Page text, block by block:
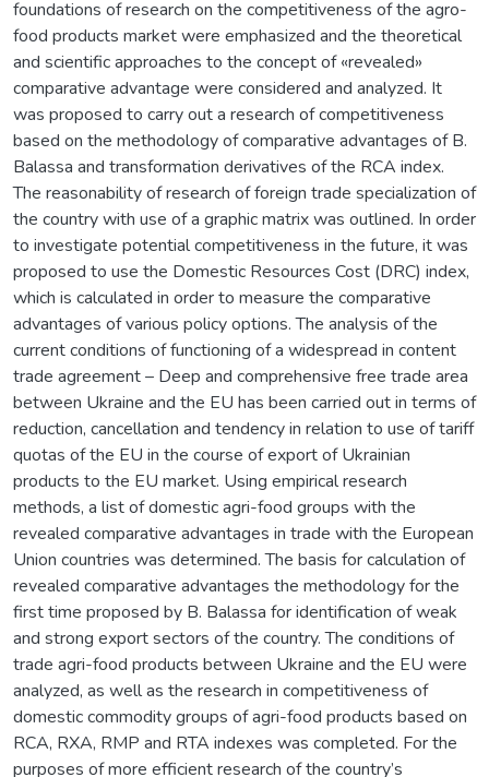
foundations of research on the competitiveness of the agro-
food products market were emphasized and the theoretical
and scientific approaches to the concept of «revealed»
comparative advantage were considered and analyzed. It
was proposed to carry out a research of competitiveness
based on the methodology of comparative advantages of B.
Balassa and transformation derivatives of the RCA index.
The reasonability of research of foreign trade specialization of
the country with use of a graphic matrix was outlined. In order
to investigate potential competitiveness in the future, it was
proposed to use the Domestic Resources Cost (DRC) index,
which is calculated in order to measure the comparative
advantages of various policy options. The analysis of the
current conditions of functioning of a widespread in content
trade agreement – Deep and comprehensive free trade area
between Ukraine and the EU has been carried out in terms of
reduction, cancellation and tendency in relation to use of tariff
quotas of the EU in the course of export of Ukrainian
products to the EU market. Using empirical research
methods, a list of domestic agri-food groups with the
revealed comparative advantages in trade with the European
Union countries was determined. The basis for calculation of
revealed comparative advantages the methodology for the
first time proposed by B. Balassa for identification of weak
and strong export sectors of the country. The conditions of
trade agri-food products between Ukraine and the EU were
analyzed, as well as the research in competitiveness of
domestic commodity groups of agri-food products based on
RCA, RXA, RMP and RTA indexes was completed. For the
purposes of more efficient research of the country’s